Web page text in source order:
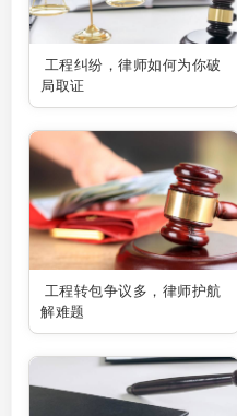
工程纠纷，律师如何为你破
局取证
工程转包争议多，律师护航
解难题